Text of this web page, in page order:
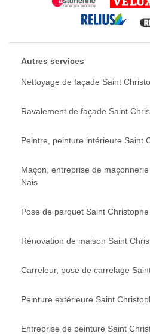
Autres services
Nettoyage de façade Saint
Ravalement de façade Saint
Peintre, peinture intérieure Saint
Maçon, entreprise de
Nais
Pose de parquet Saint
Rénovation de maison Saint
Carreleur, pose de carrelage
Peinture extérieure Saint
Entreprise de peinture Saint